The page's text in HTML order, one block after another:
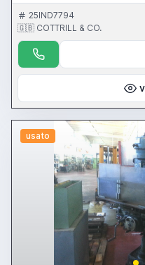
Head, 30 KW Motor, 20 to
= 8000, Y = 2000, Z =
Rack), Through Spindle
90° Hydraulic Indexing Tables
Renishaw Radio Probe. S/No. 10612 (2001)
online auction sale, bidding
3.00pm (UK Time) Please
www.cottandco.com
25IND7794
🇬🇧 COTTRILL & CO.
usato